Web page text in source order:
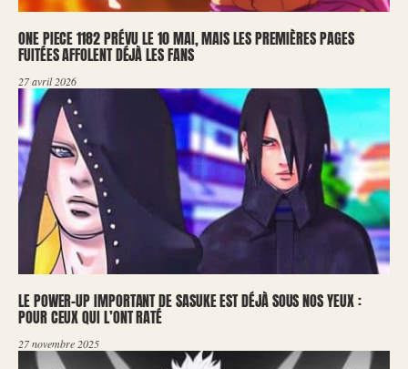
ONE PIECE 1182 PRÉVU LE 10 MAI, MAIS LES PREMIÈRES PAGES
FUITÉES AFFOLENT DÉJÀ LES FANS
27 avril 2026
LE POWER-UP IMPORTANT DE SASUKE EST DÉJÀ SOUS NOS YEUX :
POUR CEUX QUI L’ONT RATÉ
27 novembre 2025